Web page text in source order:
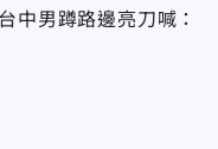
中男蹲路邊亮刀喊：